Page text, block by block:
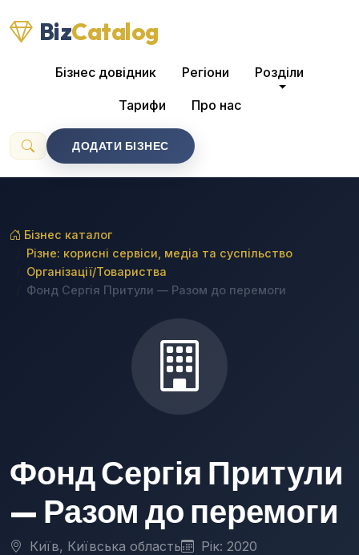
BizCatalog
Бізнес довідник Регіони Розділи
Тарифи Про нас
ДОДАТИ БІЗНЕС
Бізнес каталог
Різне: корисні сервіси, медіа та суспільство
Організації/Товариства
Фонд Сергія Притули — Разом до перемоги
Фонд Сергія Притули
— Разом до перемоги
Київ, Київська область
Рік: 2020